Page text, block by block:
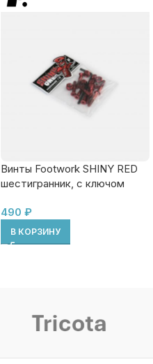
Винты Footwork SHINY RED
шестигранник, с ключом
490 ₽
В КОРЗИНУ